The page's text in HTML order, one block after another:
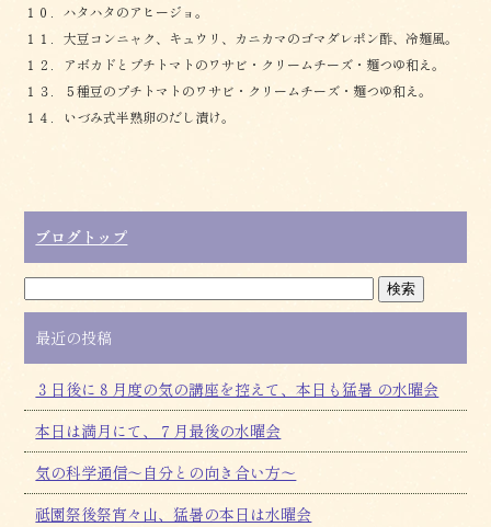
１０．ハタハタのアヒージョ。
１１．大豆コンニャク、キュウリ、カニカマのゴマダレポン酢、冷麺風。
１２．アボカドとプチトマトのワサビ・クリームチーズ・麺つゆ和え。
１３．５種豆のプチトマトのワサビ・クリームチーズ・麺つゆ和え。
１４．いづみ式半熟卵のだし漬け。
ブログトップ
最近の投稿
３日後に８月度の気の講座を控えて、本日も猛暑 の水曜会
本日は満月にて、７月最後の水曜会
気の科学通信～自分との向き合い方～
祗園祭後祭宵々山、猛暑の本日は水曜会